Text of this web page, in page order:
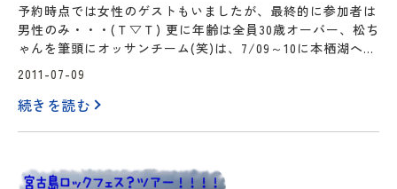
予約時点では女性のゲストもいましたが、最終的に参加者は
男性のみ・・・(Ｔ▽Ｔ) 更に年齢は全員30歳オーバー、松ち
ゃんを筆頭にオッサンチーム(笑)は、7/09～10に本栖湖へ高
所ダイビング＆富士川にラフティングに行って来ました。
初日の本栖湖でのダイビングでは、高所潜水のルールに沿っ
て参加者全員で潜水計画をしてダイビングしました。 …
2011-07-09
続きを読む